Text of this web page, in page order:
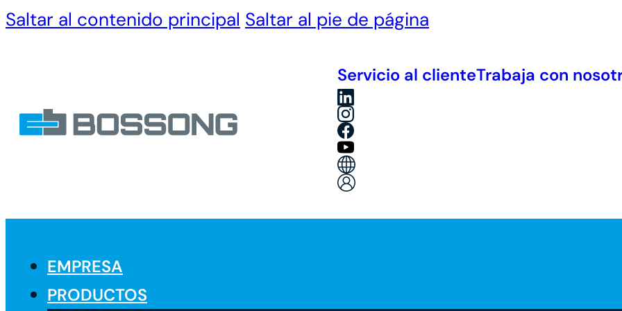
Saltar al contenido principal Saltar al pie de página
Servicio al clienteTrabaja con
EMPRESA
PRODUCTOS